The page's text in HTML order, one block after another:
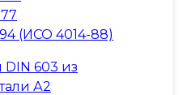
(ИСО 4014-88)
603 из
А2